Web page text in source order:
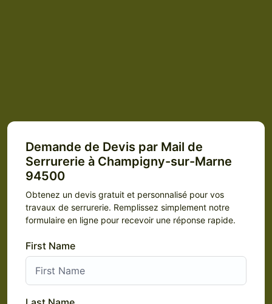
Demande de Devis par Mail de
Serrurerie à Champigny-sur-Marne
94500
Obtenez un devis gratuit et personnalisé pour vos
travaux de serrurerie. Remplissez simplement notre
formulaire en ligne pour recevoir une réponse rapide.
First Name